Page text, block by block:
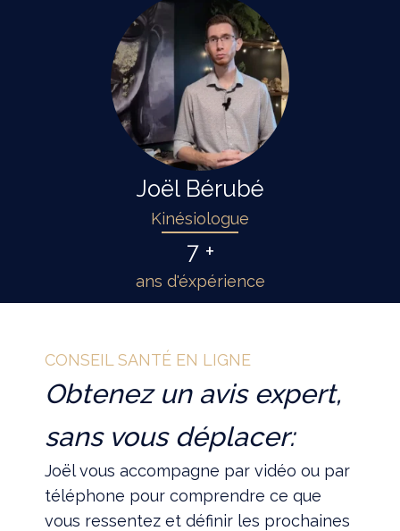
Joël Bérubé
Kinésiologue
7 +
ans d'éxpérience
CONSEIL SANTÉ EN LIGNE
Obtenez un avis expert,
sans vous déplacer:
Joël vous accompagne par vidéo ou par
téléphone pour comprendre ce que
vous ressentez et définir les prochaines